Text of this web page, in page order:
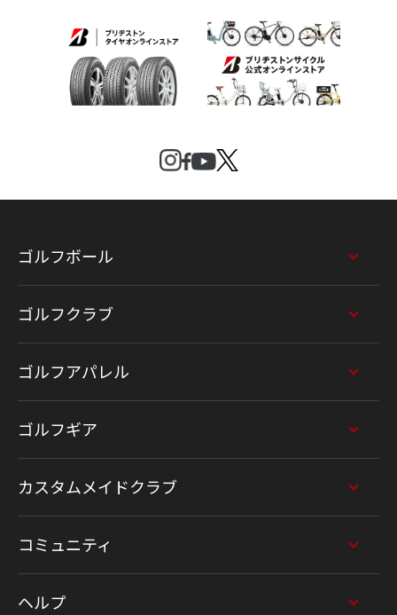
ゴルフボール
ゴルフクラブ
ゴルフアパレル
ゴルフギア
カスタムメイドクラブ
コミュニティ
ヘルプ